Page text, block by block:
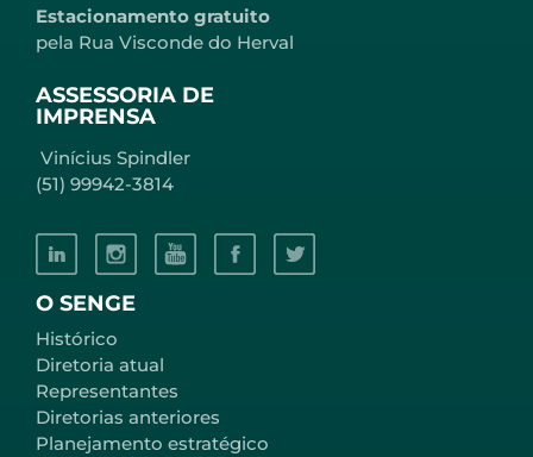
O SENGE
Histórico
Diretoria atual
Representantes
Diretorias anteriores
Planejamento estratégico
Estacionamento gratuito
pela Rua Visconde do Herval
ASSESSORIA DE
IMPRENSA
Vinícius Spindler
(51) 99942-3814